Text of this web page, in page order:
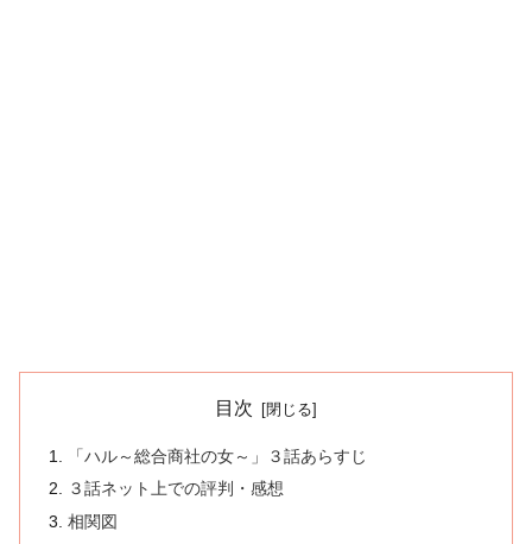
目次
「ハル～総合商社の女～」３話あらすじ
３話ネット上での評判・感想
相関図